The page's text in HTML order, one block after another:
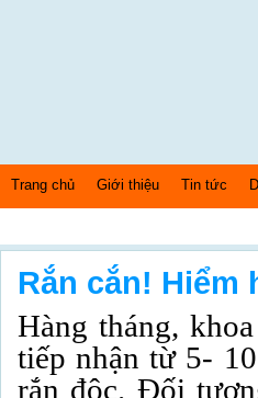
Trang chủ Giới thiệu Tin tức
Chào mừng bạn
Rắn cắn!
Hàng tháng,
tiếp nhận từ 5-
rắn độc. Đối